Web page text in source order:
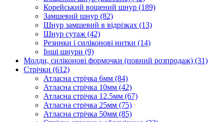
Корейський вощений шнур (189)
Замшевий шнур (82)
Шнур замшевий в відрізках (13)
Шнур сутаж (42)
Резинки і силіконові нитки (14)
Інші шнури (9)
Молди, силіконові формочки (повний розпродаж) (31)
Стрічки (612)
Атласна стрічка 6мм (84)
Атласна стрічка 10мм (42)
Атласна стрічка 12.5мм (67)
Атласна стрічка 25мм (75)
Атласна стрічка 50мм (85)